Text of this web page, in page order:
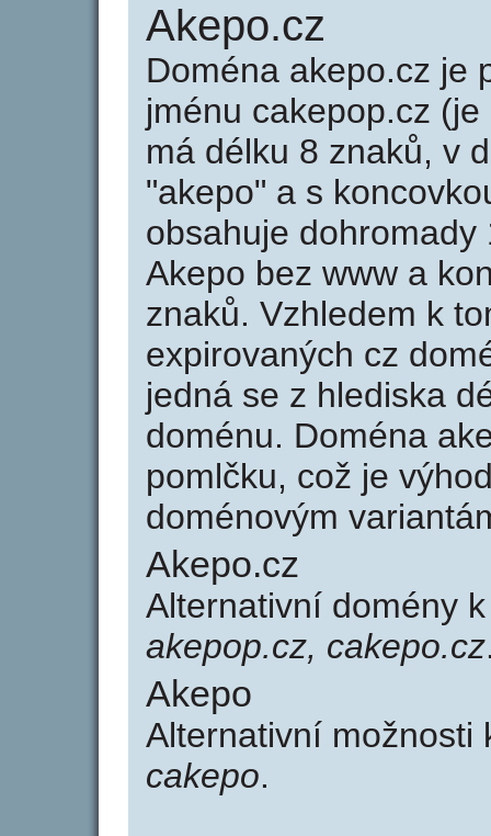
Akepo.cz
Doména akepo.cz je
jménu cakepop.cz
má délku 8 znaků, v
"akepo" a s
obsahuje
Akepo bez www a
znaků. Vzhledem k
expirovaných cz
jedná se z hlediska
doménu. Doména
pomlčku, což je
doménovým
Akepo.cz
Alternativní domény
akepop.cz, cakepo.cz
Akepo
Alternativní
cakepo.